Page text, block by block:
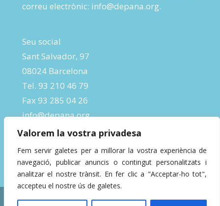
Valorem la vostra privadesa
Fem servir galetes per a millorar la vostra experiència de
navegació, publicar anuncis o contingut personalitzats i
analitzar el nostre trànsit. En fer clic a "Acceptar-ho tot",
accepteu el nostre ús de galetes.
correu electrònic: info@depana.org.
Seu social
Sant Salvador, 97
08024 Barcelona
Tel. 93 210 46 79
Fax 93 285 04 26
info@depana.org
Designed byInBeta Crafts| Powered by